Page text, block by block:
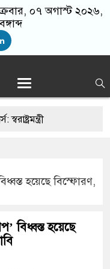
০৭ অগাস্ট ২০২৬,
হয়েছে বিস্ফোরণ,
বিধ্বস্ত হয়েছে